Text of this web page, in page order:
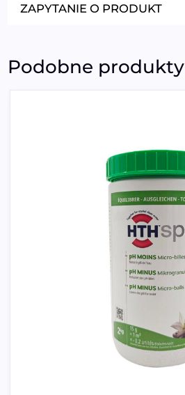
ZAPYTANIE O PRODUKT
Podobne produkty